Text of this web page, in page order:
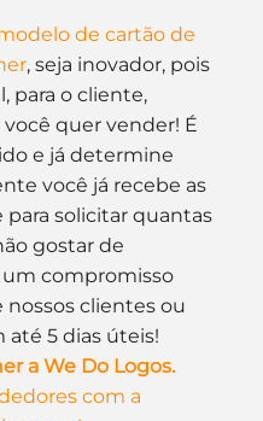
de cartão de
, seja inovador, pois
para o cliente,
quer vender! É
e já determine
você já recebe as
solicitar quantas
gostar de
compromisso
nossos clientes ou
5 dias úteis!
a We Do Logos.
com a